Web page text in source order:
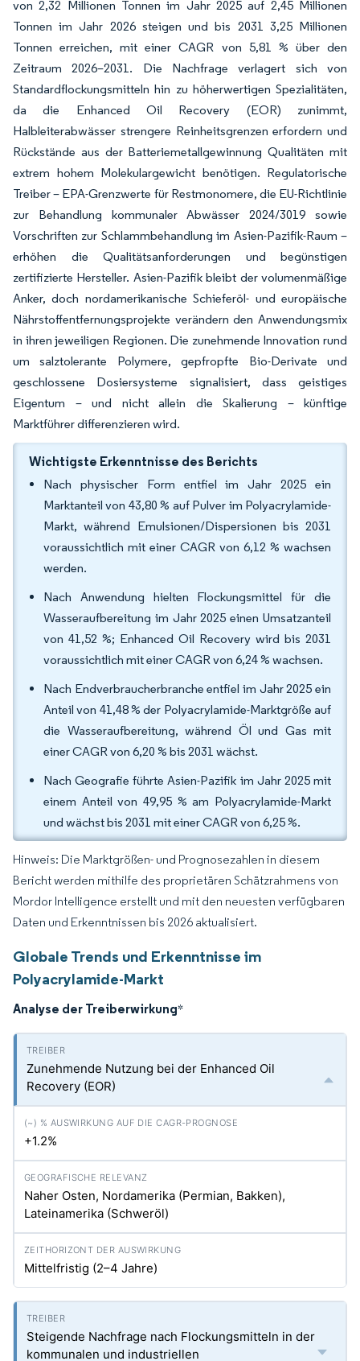
von 2,32 Millionen Tonnen im Jahr 2025 auf 2,45 Millionen
Tonnen im Jahr 2026 steigen und bis 2031 3,25 Millionen
Tonnen erreichen, mit einer CAGR von 5,81 % über den
Zeitraum 2026–2031. Die Nachfrage verlagert sich von
Standardflockungsmitteln hin zu höherwertigen Spezialitäten,
da die Enhanced Oil Recovery (EOR) zunimmt,
Halbleiterabwässer strengere Reinheitsgrenzen erfordern und
Rückstände aus der Batteriemetallgewinnung Qualitäten mit
extrem hohem Molekulargewicht benötigen. Regulatorische
Treiber – EPA-Grenzwerte für Restmonomere, die EU-Richtlinie
zur Behandlung kommunaler Abwässer 2024/3019 sowie
Vorschriften zur Schlammbehandlung im Asien-Pazifik-Raum –
erhöhen die Qualitätsanforderungen und begünstigen
zertifizierte Hersteller. Asien-Pazifik bleibt der volumenmäßige
Anker, doch nordamerikanische Schieferöl- und europäische
Nährstoffentfernungsprojekte verändern den Anwendungsmix
in ihren jeweiligen Regionen. Die zunehmende Innovation rund
um salztolerante Polymere, gepfropfte Bio-Derivate und
geschlossene Dosiersysteme signalisiert, dass geistiges
Eigentum – und nicht allein die Skalierung – künftige
Marktführer differenzieren wird.
Wichtigste Erkenntnisse des Berichts
Nach physischer Form entfiel im Jahr 2025 ein
Marktanteil von 43,80 % auf Pulver im Polyacrylamide-
Markt, während Emulsionen/Dispersionen bis 2031
voraussichtlich mit einer CAGR von 6,12 % wachsen
werden.
Nach Anwendung hielten Flockungsmittel für die
Wasseraufbereitung im Jahr 2025 einen Umsatzanteil
von 41,52 %; Enhanced Oil Recovery wird bis 2031
voraussichtlich mit einer CAGR von 6,24 % wachsen.
Nach Endverbraucherbranche entfiel im Jahr 2025 ein
Anteil von 41,48 % der Polyacrylamide-Marktgröße auf
die Wasseraufbereitung, während Öl und Gas mit
einer CAGR von 6,20 % bis 2031 wächst.
Nach Geografie führte Asien-Pazifik im Jahr 2025 mit
einem Anteil von 49,95 % am Polyacrylamide-Markt
und wächst bis 2031 mit einer CAGR von 6,25 %.
Hinweis: Die Marktgrößen- und Prognosezahlen in diesem
Bericht werden mithilfe des proprietären Schätzrahmens von
Mordor Intelligence erstellt und mit den neuesten verfügbaren
Daten und Erkenntnissen bis 2026 aktualisiert.
Globale Trends und Erkenntnisse im
Polyacrylamide-Markt
Analyse der Treiberwirkung*
Zunehmende Nutzung bei der Enhanced Oil
Recovery (EOR)
+1.2%
Naher Osten, Nordamerika (Permian, Bakken),
Lateinamerika (Schweröl)
Mittelfristig (2–4 Jahre)
Steigende Nachfrage nach Flockungsmitteln in der
kommunalen und industriellen